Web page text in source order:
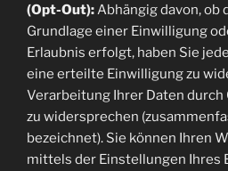
(Opt-Out):Abhängig davon, ob
Grundlage einer Einwilligung
Erlaubnis erfolgt, haben Sie
eine erteilte Einwilligung zu
Verarbeitung Ihrer Daten durch
zu widersprechen
bezeichnet). Sie können Ihren
mittels der Einstellungen Ihres